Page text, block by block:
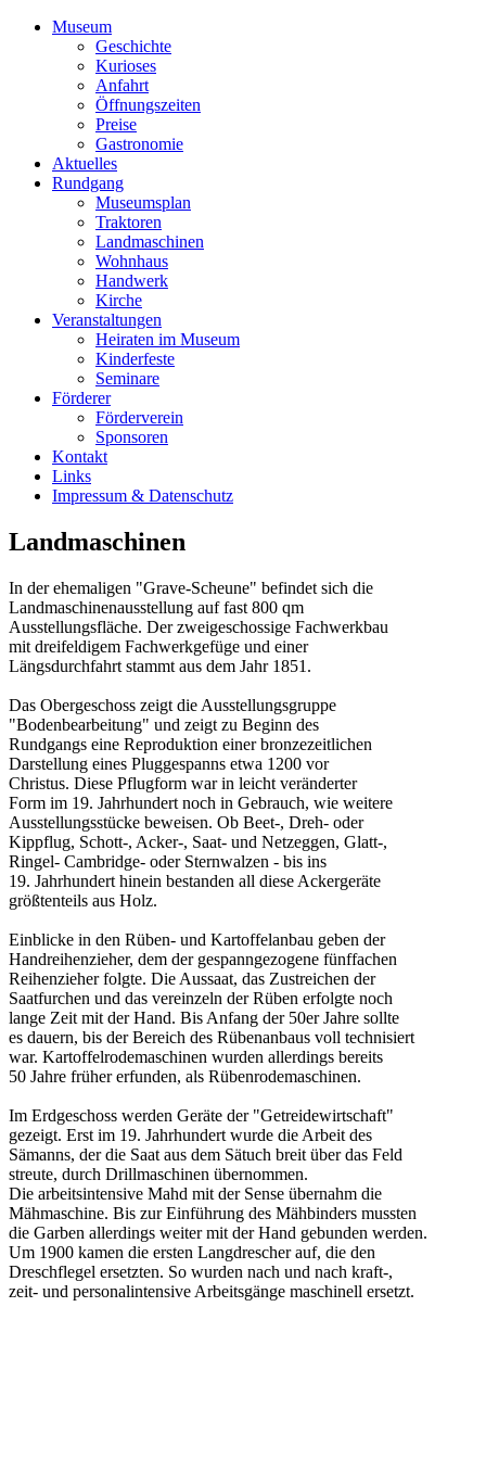
Museum
Geschichte
Kurioses
Anfahrt
Öffnungszeiten
Preise
Gastronomie
Aktuelles
Rundgang
Museumsplan
Traktoren
Landmaschinen
Wohnhaus
Handwerk
Kirche
Veranstaltungen
Heiraten im Museum
Kinderfeste
Seminare
Förderer
Förderverein
Sponsoren
Kontakt
Links
Impressum & Datenschutz
Landmaschinen
In der ehemaligen "Grave-Scheune" befindet sich die
Landmaschinenausstellung auf fast 800 qm
Ausstellungsfläche. Der zweigeschossige Fachwerkbau
mit dreifeldigem Fachwerkgefüge und einer
Längsdurchfahrt stammt aus dem Jahr 1851.
Das Obergeschoss zeigt die Ausstellungsgruppe
"Bodenbearbeitung" und zeigt zu Beginn des
Rundgangs eine Reproduktion einer bronzezeitlichen
Darstellung eines Pluggespanns etwa 1200 vor
Christus. Diese Pflugform war in leicht veränderter
Form im 19. Jahrhundert noch in Gebrauch, wie weitere
Ausstellungsstücke beweisen. Ob Beet-, Dreh- oder
Kippflug, Schott-, Acker-, Saat- und Netzeggen, Glatt-,
Ringel- Cambridge- oder Sternwalzen - bis ins
19. Jahrhundert hinein bestanden all diese Ackergeräte
größtenteils aus Holz.
Einblicke in den Rüben- und Kartoffelanbau geben der
Handreihenzieher, dem der gespanngezogene fünffachen
Reihenzieher folgte. Die Aussaat, das Zustreichen der
Saatfurchen und das vereinzeln der Rüben erfolgte noch
lange Zeit mit der Hand. Bis Anfang der 50er Jahre sollte
es dauern, bis der Bereich des Rübenanbaus voll technisiert
war. Kartoffelrodemaschinen wurden allerdings bereits
50 Jahre früher erfunden, als Rübenrodemaschinen.
Im Erdgeschoss werden Geräte der "Getreidewirtschaft"
gezeigt. Erst im 19. Jahrhundert wurde die Arbeit des
Sämanns, der die Saat aus dem Sätuch breit über das Feld
streute, durch Drillmaschinen übernommen.
Die arbeitsintensive Mahd mit der Sense übernahm die
Mähmaschine. Bis zur Einführung des Mähbinders mussten
die Garben allerdings weiter mit der Hand gebunden werden.
Um 1900 kamen die ersten Langdrescher auf, die den
Dreschflegel ersetzten. So wurden nach und nach kraft-,
zeit- und personalintensive Arbeitsgänge maschinell ersetzt.